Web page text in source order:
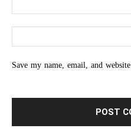
Save my name, email, and